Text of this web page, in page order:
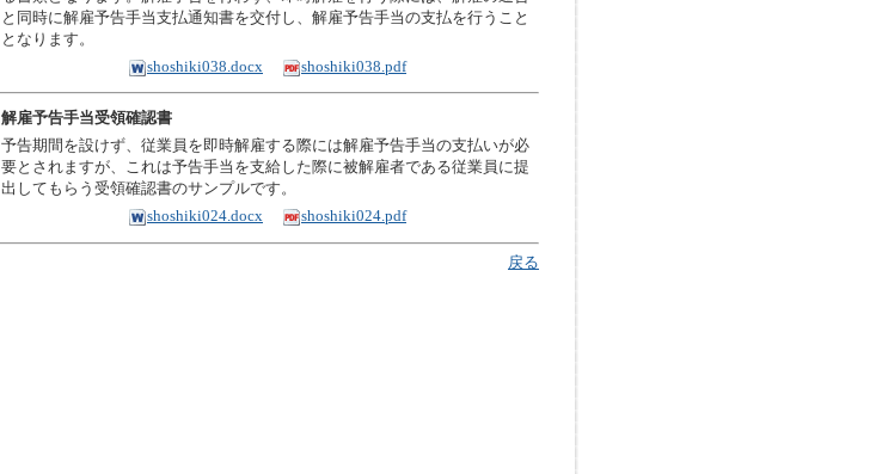
と同時に解雇予告手当支払通知書を交付し、解雇予告手当の支払を行うこと
となります。
shoshiki038.docx
shoshiki038.pdf
解雇予告手当受領確認書
予告期間を設けず、従業員を即時解雇する際には解雇予告手当の支払いが必
要とされますが、これは予告手当を支給した際に被解雇者である従業員に提
出してもらう受領確認書のサンプルです。
shoshiki024.docx
shoshiki024.pdf
戻る